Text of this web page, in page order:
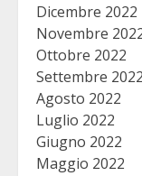
Dicembre 2022
Novembre
Ottobre 2022
Settembre 2022
Agosto 2022
Luglio 2022
Giugno 2022
Maggio 2022